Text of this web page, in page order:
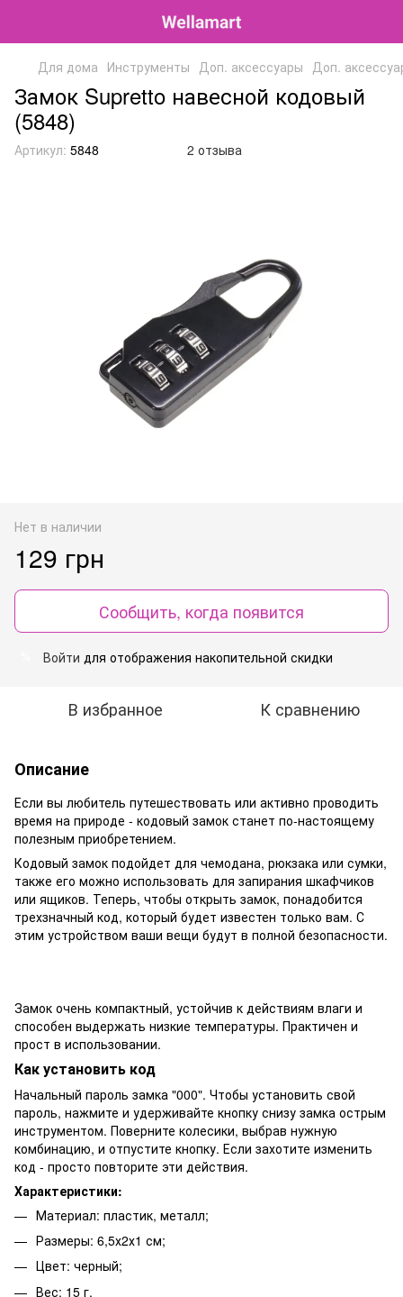
Для дома Инструменты Доп. аксессуары Доп.
Замок Supretto навесной кодовый
(5848)
Артикул: 5848 2 отзыва
Нет в наличии
129 грн
Сообщить, когда появится
Войти для отображения накопительной скидки
В избранное К сравнению
Описание
Если вы любитель путешествовать или активно проводить
время на природе - кодовый замок станет по-настоящему
полезным приобретением.
Кодовый замок подойдет для чемодана, рюкзака или сумки,
также его можно использовать для запирания шкафчиков
или ящиков. Теперь, чтобы открыть замок, понадобится
трехзначный код, который будет известен только вам. С
этим устройством ваши вещи будут в полной безопасности.
Замок очень компактный, устойчив к действиям влаги и
способен выдержать низкие температуры. Практичен и
прост в использовании.
Как установить код
Начальный пароль замка "000". Чтобы установить свой
пароль, нажмите и удерживайте кнопку снизу замка острым
инструментом. Поверните колесики, выбрав нужную
комбинацию, и отпустите кнопку. Если захотите изменить
код - просто повторите эти действия.
Характеристики:
Материал: пластик, металл;
Размеры: 6,5х2х1 см;
Цвет: черный;
Вес: 15 г.